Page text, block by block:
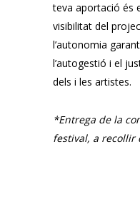
teva aportació és
visibilitat del
l’autonomia
l’autogestió i el
dels i les artistes.
*Entrega de la
festival, a recollir